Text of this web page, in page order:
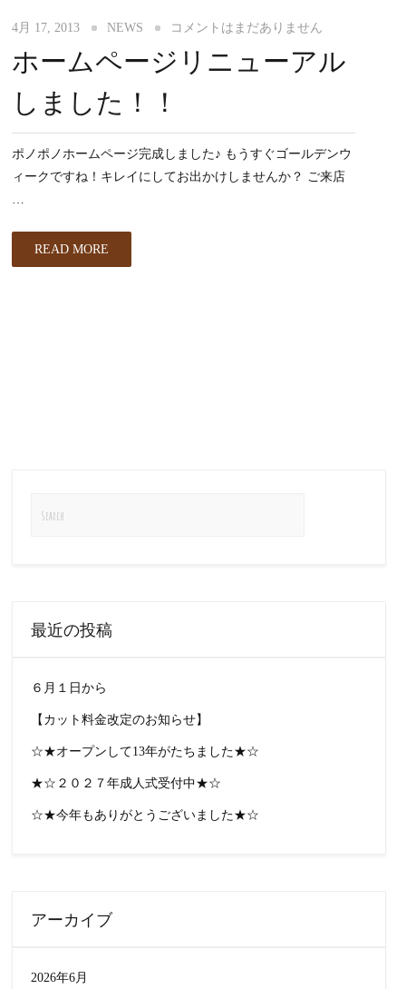
4月 17, 2013 NEWS コメントはまだありません
ホームページリニューアル
しました！！
ポノポノホームページ完成しました♪ もうすぐゴールデンウ
ィークですね！キレイにしてお出かけしませんか？ ご来店
…
READ MORE
最近の投稿
６月１日から
【カット料金改定のお知らせ】
☆★オープンして13年がたちました★☆
★☆２０２７年成人式受付中★☆
☆★今年もありがとうございました★☆
アーカイブ
2026年6月